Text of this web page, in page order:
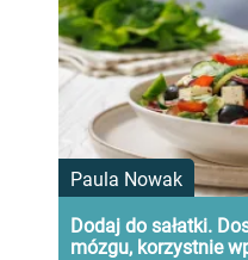
Paula Nowak
Dodaj do sałatki.
mózgu, korzystnie